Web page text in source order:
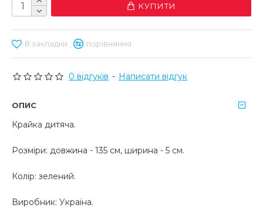
0 відгуків - Написати відгук
КУПИТИ
В закладки порівняння
ОПИС
Крайка дитяча.
Розміри: довжина - 135 см, ширина - 5 см.
Колір: зелений.
Виробник: Україна.